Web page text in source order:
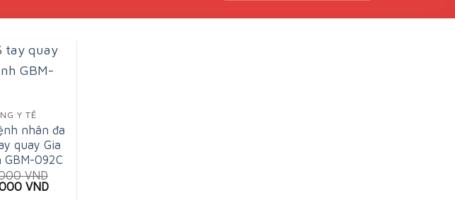
Y TẾ
nhân đa
quay Gia
GBM-092C
VND
VNDCurrent